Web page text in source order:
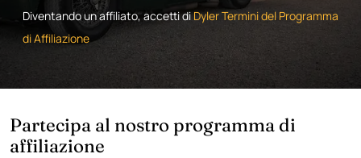
Diventando un affiliato, accetti diDyler Termini del Programma
di Affiliazione
Partecipa al nostro programma di
affiliazione